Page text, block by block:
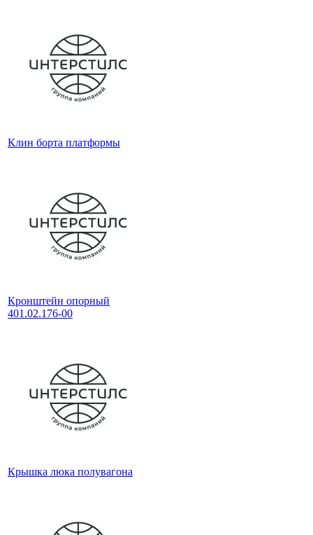
Клин борта платформы
Кронштейн опорный
401.02.176-00
Крышка люка полувагона